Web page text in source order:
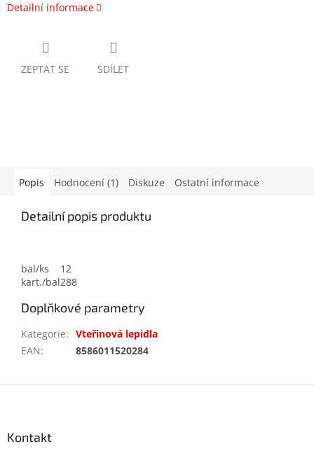
Detailní informace
ZEPTAT SE SDÍLET
Popis Hodnocení (1) Diskuze Ostatní informace
Detailní popis produktu
bal/ks
12
kart./bal288
Doplňkové parametry
Kategorie: Vteřinová lepidla
EAN: 8586011520284
Kontakt